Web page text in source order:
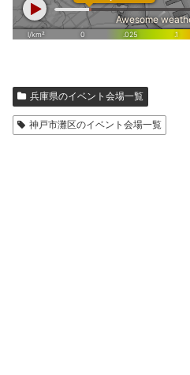
兵庫県のイベント会場一覧
神戸市灘区のイベント会場一覧